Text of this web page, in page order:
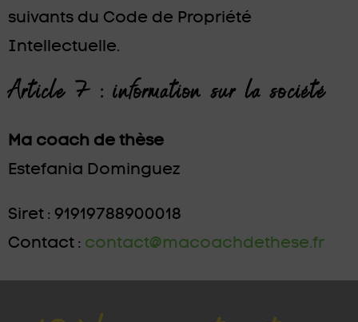
suivants du Code de Propriété
Intellectuelle.
Article 7 : information sur la société
Ma coach de thèse
Estefania Dominguez
Siret : 91919788900018
Contact : contact@macoachdethese.fr